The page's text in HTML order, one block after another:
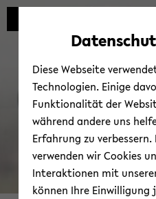
Diese Webseite
Technologien. Einige
Funktionalität der
während andere uns
Erfahrung zu
verwenden wir Cookies
Interaktionen mit
können Ihre